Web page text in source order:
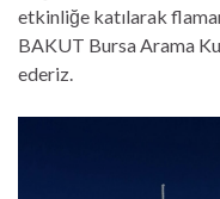
etkinliğe katılarak
BAKUT Bursa Arama
ederiz.